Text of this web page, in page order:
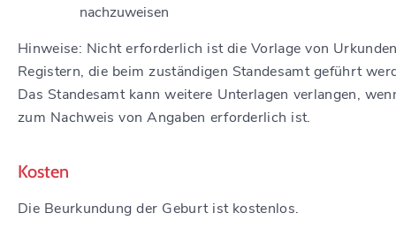
nachzuweisen
Hinweise: Nicht erforderlich ist die Vorlage von
Registern, die beim zuständigen Standesamt geführt
Das Standesamt kann weitere Unterlagen verlangen,
zum Nachweis von Angaben erforderlich ist.
Kosten
Die Beurkundung der Geburt ist kostenlos.